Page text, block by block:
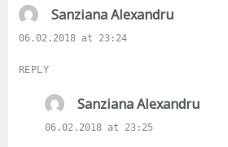
Sanziana Alexandrus
06.02.2018 at 23:24
REPLY
Sanziana Alexandrus
06.02.2018 at 23:25